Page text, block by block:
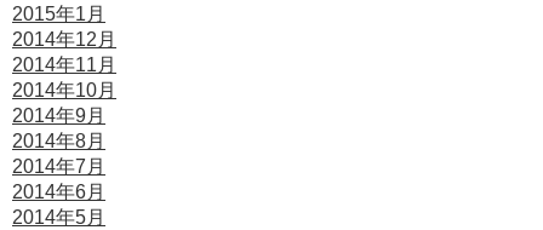
2015年1月
2014年12月
2014年11月
2014年10月
2014年9月
2014年8月
2014年7月
2014年6月
2014年5月